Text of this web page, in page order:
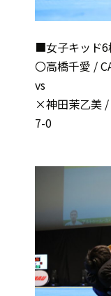
■女子キッド6
〇高橋千愛 /
vs
×神田茉乙美
7-0